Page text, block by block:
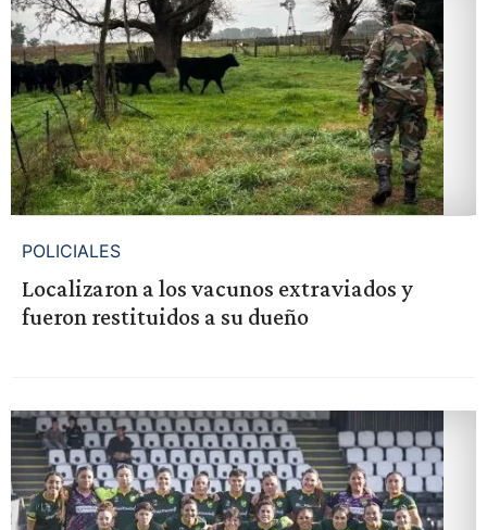
POLICIALES
Localizaron a los vacunos extraviados y
fueron restituidos a su dueño